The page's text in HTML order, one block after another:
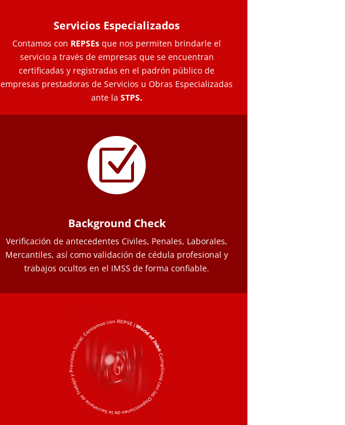
Servicios Especializados
Contamos con REPSEs que nos permiten brindarle el
servicio a través de empresas que se encuentran
certificadas y registradas en el padrón público de
empresas prestadoras de Servicios u Obras Especializadas
ante laSTPS.
Z
Background Check
Verificación de antecedentes Civiles, Penales, Laborales,
Mercantiles, así como validación de cédula profesional y
trabajos ocultos en el IMSS de forma confiable.